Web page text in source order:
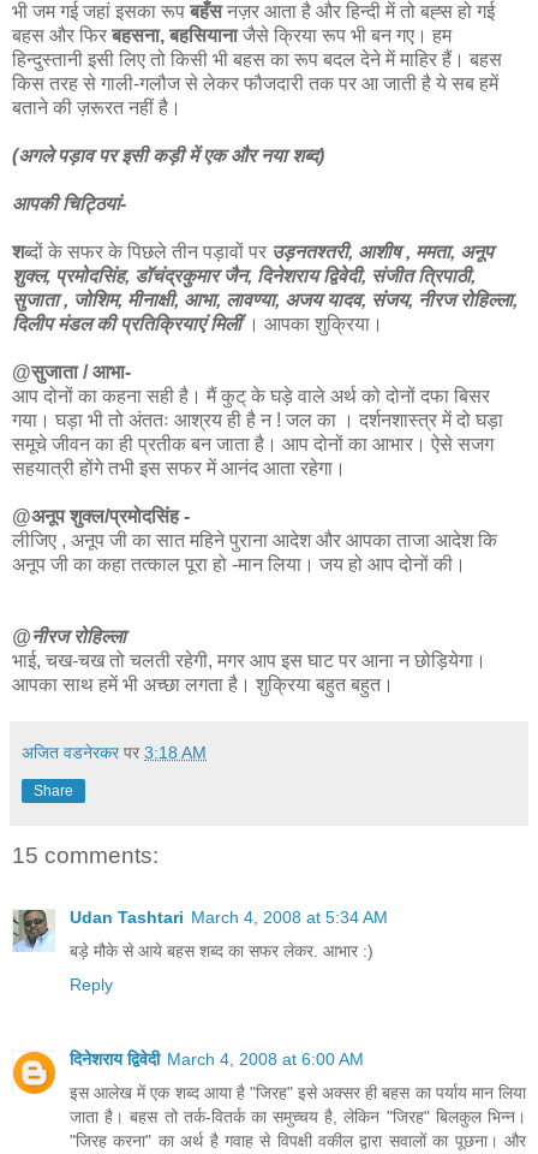
भी जम गई जहां इसका रूपबहँसनज़र आता है और हिन्दी में तो बह्स हो गई
बहस और फिरबहसना, बहसियानाजैसे क्रिया रूप भी बन गए। हम
हिन्दुस्तानी इसी लिए तो किसी भी बहस का रूप बदल देने में माहिर हैं। बहस
किस तरह से गाली-गलौज से लेकर फौजदारी तक पर आ जाती है ये सब हमें
बताने की ज़रूरत नहीं है।
(अगले पड़ाव पर इसी कड़ी में एक और नया शब्द)
आपकी चिट्ठियां-
शब्दों के सफर के पिछले तीन पड़ावों पर उड़नतश्तरी, आशीष , ममता, अनूप
शुक्ल, प्रमोदसिंह, डॉचंद्रकुमार जैन, दिनेशराय द्विवेदी, संजीत त्रिपाठी,
सुजाता , जोशिम, मीनाक्षी, आभा, लावण्या, अजय यादव, संजय, नीरज रोहिल्ला,
दिलीप मंडल की प्रतिक्रियाएं मिलीं। आपका शुक्रिया।
@सुजाता / आभा-
आप दोनों का कहना सही है। मैं कुट् के घड़े वाले अर्थ को दोनों दफा बिसर
गया। घड़ा भी तो अंततः आश्रय ही है न ! जल का । दर्शनशास्त्र में दो घड़ा
समूचे जीवन का ही प्रतीक बन जाता है। आप दोनों का आभार। ऐसे सजग
सहयात्री होंगे तभी इस सफर में आनंद आता रहेगा।
@अनूप शुक्ल/प्रमोदसिंह -
लीजिए , अनूप जी का सात महिने पुराना आदेश और आपका ताजा आदेश कि
अनूप जी का कहा तत्काल पूरा हो -मान लिया। जय हो आप दोनों की।
@नीरज रोहिल्ला
भाई, चख-चख तो चलती रहेगी, मगर आप इस घाट पर आना न छोड़ियेगा।
आपका साथ हमें भी अच्छा लगता है। शुक्रिया बहुत बहुत।
अजित वडनेरकर पर 3:18 AM
Share
15 comments:
Udan Tashtari March 4, 2008 at 5:34 AM
बड़े मौके से आये बहस शब्द का सफर लेकर. आभार :)
Reply
दिनेशराय द्विवेदी March 4, 2008 at 6:00 AM
इस आलेख में एक शब्द आया है "जिरह" इसे अक्सर ही बहस का पर्याय मान लिया
जाता है। बहस तो तर्क-वितर्क का समुच्चय है, लेकिन "जिरह" बिलकुल भिन्न।
"जिरह करना" का अर्थ है गवाह से विपक्षी वकील द्वारा सवालों का पूछना। और